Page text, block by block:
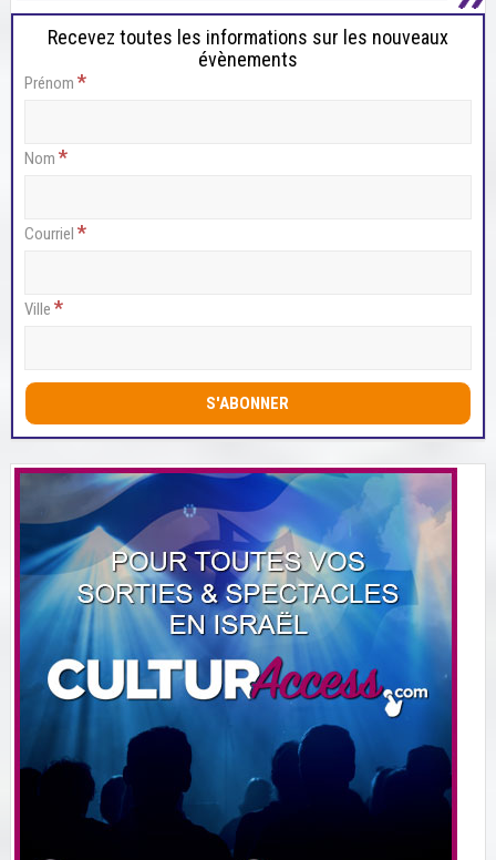
Recevez toutes les informations sur les nouveaux
évènements
Prénom *
Nom *
Courriel *
Ville *